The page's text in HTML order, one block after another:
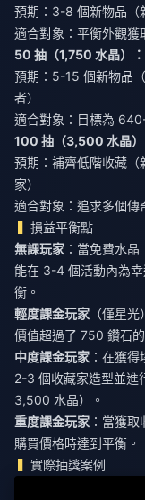
預期：3-8 個新物品（
適合對象：平衡外觀獲
50 抽（1,750 水晶）：
預期：5-15 個新物品
者）
適合對象：目標為
100 抽（3,500 水晶）
預期：補齊低階收藏
家）
適合對象：追求多個傳
損益平衡點
無課玩家 ：當免費水
能在 3-4 個活動內為
衡。
輕度課金玩家 （僅星
價值超過了 750 鑽石
中度課金玩家 ：在獲
2-3 個收藏家造型並
3,500 水晶）。
重度課金玩家 ：當獲
購買價格時達到平衡。
實際抽獎案例